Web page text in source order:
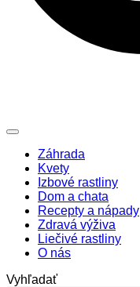
Záhrada
Kvety
Izbové rastliny
Dom a chata
Recepty a nápady
Zdravá výživa
Liečivé rastliny
O nás
Vyhľadať